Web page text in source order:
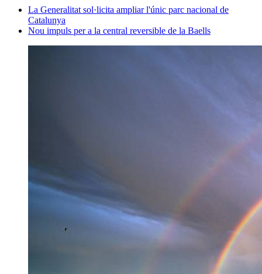
La Generalitat sol·licita ampliar l'únic parc nacional de
Catalunya
Nou impuls per a la central reversible de la Baells